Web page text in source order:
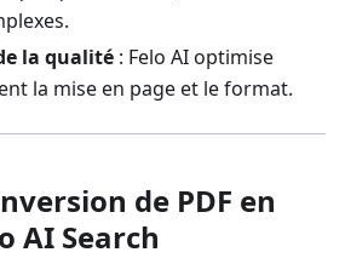
la qualité : Felo AI optimise
la mise en page et le format.
de PDF en
AI Search